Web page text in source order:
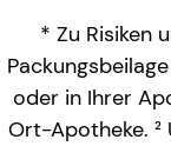
* Zu Risiken
oder in Ihrer
Ort-Apotheke. ²